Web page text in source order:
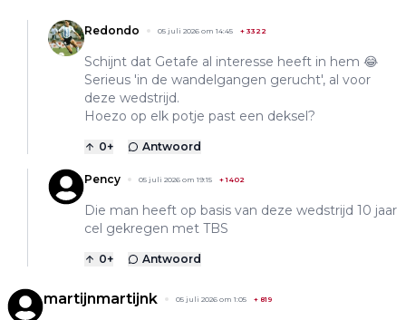
Redondo 05 juli 2026 om 14:45 + 3322
Schijnt dat Getafe al interesse heeft in hem 😂
Serieus 'in de wandelgangen gerucht', al voor
deze wedstrijd.
Hoezo op elk potje past een deksel?
0+ Antwoord
Pency 05 juli 2026 om 19:15 +1402
Die man heeft op basis van deze wedstrijd 10 jaar
cel gekregen met TBS
0+ Antwoord
martijnmartijnk 05 juli 2026 om 1:05 + 819